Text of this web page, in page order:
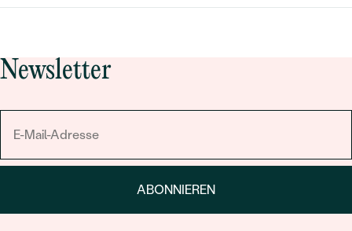
Newsletter
ABONNIEREN